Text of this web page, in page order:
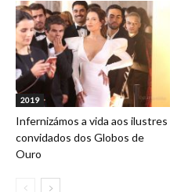
2019
Infernizámos a vida aos ilustres
convidados dos Globos de
Ouro